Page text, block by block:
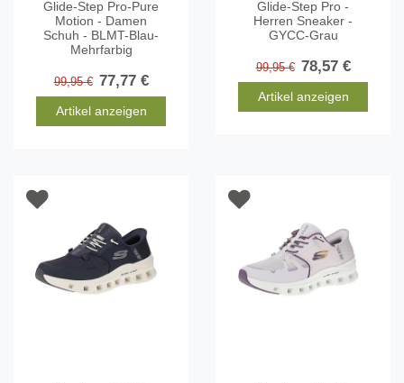
Glide-Step Pro-Pure
Motion - Damen
Schuh - BLMT-Blau-
Mehrfarbig
99,95 € 77,77 €
Artikel anzeigen
Glide-Step Pro -
Herren Sneaker -
GYCC-Grau
99,95 € 78,57 €
Artikel anzeigen